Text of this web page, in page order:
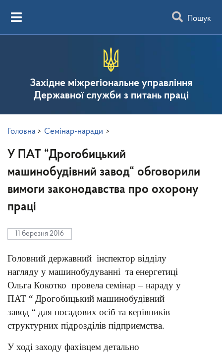
Пошук
Західне міжрегіональне управління
Державної служби з питань праці
Головна > Семінар-наради >
У ПАТ “Дрогобицький
машинобудівний завод“ обговорили
вимоги законодавства про охорону
праці
11 березня 2016
Головний державний інспектор відділу
нагляду у машинобудуванні та енергетиці
Ольга Кокотко провела семінар – нараду у
ПАТ “ Дрогобицький машинобудівний
завод “ для посадових осіб та керівників
структурних підрозділів підприємства.
У ході заходу фахівцем детально